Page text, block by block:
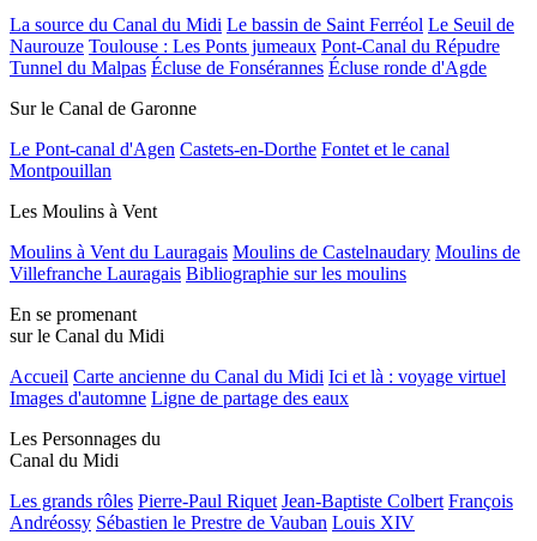
La source du Canal du Midi Le bassin de Saint Ferréol Le Seuil de
Naurouze Toulouse : Les Ponts jumeaux Pont-Canal du Répudre
Tunnel du Malpas Écluse de Fonsérannes Écluse ronde d'Agde
Sur le Canal de Garonne
Le Pont-canal d'Agen Castets-en-Dorthe Fontet et le canal
Montpouillan
Les Moulins à Vent
Moulins à Vent du Lauragais Moulins de Castelnaudary Moulins de
Villefranche Lauragais Bibliographie sur les moulins
En se promenant
sur le Canal du Midi
Accueil Carte ancienne du Canal du Midi Ici et là : voyage virtuel
Images d'automne Ligne de partage des eaux
Les Personnages du
Canal du Midi
Les grands rôles Pierre-Paul Riquet Jean-Baptiste Colbert François
Andréossy Sébastien le Prestre de Vauban Louis XIV